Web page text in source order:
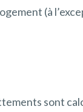
(à
sont